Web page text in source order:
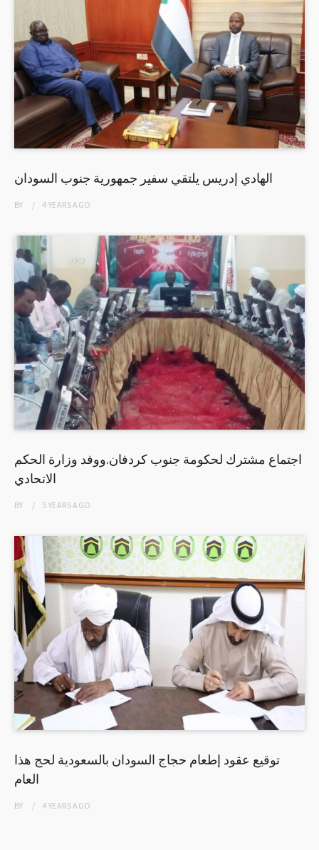
الهادي إدريس يلتقي سفير جمهورية جنوب السودان
BY 4 YEARSAGO
اجتماع مشترك لحكومة جنوب كردفان.ووفد وزارة الحكم
الاتحادي
BY 5 YEARSAGO
توقيع عقود إطعام حجاج السودان بالسعودية لحج هذا
العام
BY 4 YEARSAGO